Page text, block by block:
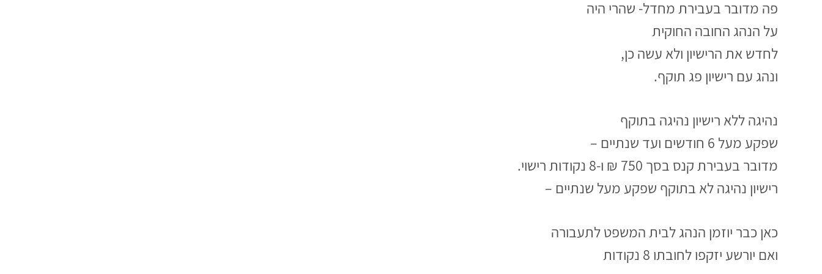
פה מדובר בעבירת מחדל- שהרי היה
על הנהג החובה החוקית
לחדש את הרישיון ולא עשה כן,
ונהג עם רישיון פג תוקף.
נהיגה ללא רישיון נהיגה בתוקף
שפקע מעל 6 חודשים ועד שנתיים –
מדובר בעבירת קנס בסך 750 ₪ ו-8 נקודות רישוי.
רישיון נהיגה לא בתוקף שפקע מעל שנתיים –
כאן כבר יוזמן הנהג לבית המשפט לתעבורה
ואם יורשע יזקפו לחובתו 8 נקודות